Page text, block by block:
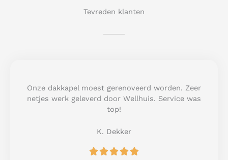
Tevreden klanten
Onze dakkapel moest gerenoveerd worden. Zeer
netjes werk geleverd door Wellhuis. Service was
top!
K. Dekker
R